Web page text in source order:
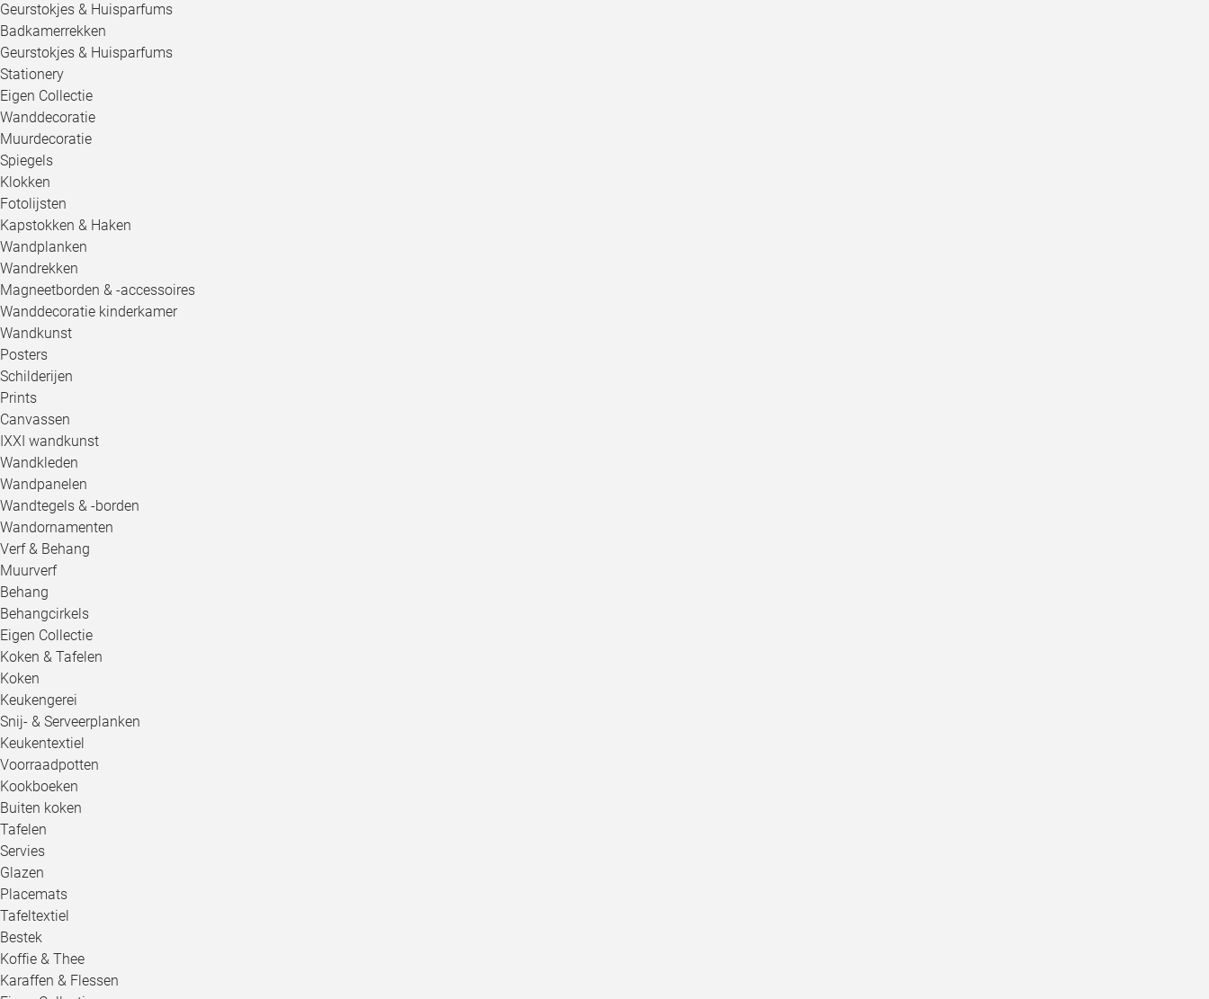
Geurstokjes & Huisparfums
Badkamerrekken
Geurstokjes & Huisparfums
Stationery
Eigen Collectie
Wanddecoratie
Muurdecoratie
Spiegels
Klokken
Fotolijsten
Kapstokken & Haken
Wandplanken
Wandrekken
Magneetborden & -accessoires
Wanddecoratie kinderkamer
Wandkunst
Posters
Schilderijen
Prints
Canvassen
IXXI wandkunst
Wandkleden
Wandpanelen
Wandtegels & -borden
Wandornamenten
Verf & Behang
Muurverf
Behang
Behangcirkels
Eigen Collectie
Koken & Tafelen
Koken
Keukengerei
Snij- & Serveerplanken
Keukentextiel
Voorraadpotten
Kookboeken
Buiten koken
Tafelen
Servies
Glazen
Placemats
Tafeltextiel
Bestek
Koffie & Thee
Karaffen & Flessen